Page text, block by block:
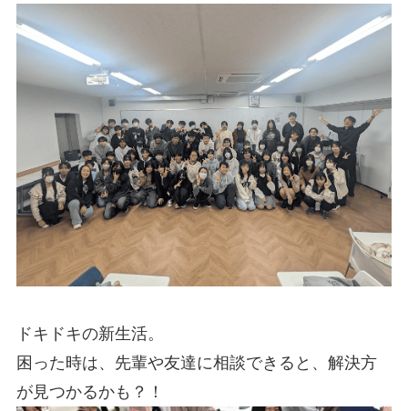
ドキドキの新生活。
困った時は、先輩や友達に相談できると、解決方
が見つかるかも？！